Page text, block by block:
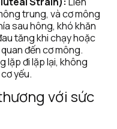
trung, và cơ mông
sau hông, khó khăn
tăng khi chạy hoặc
đến cơ mông.
lặp đi lặp lại, không
yếu.
với sức